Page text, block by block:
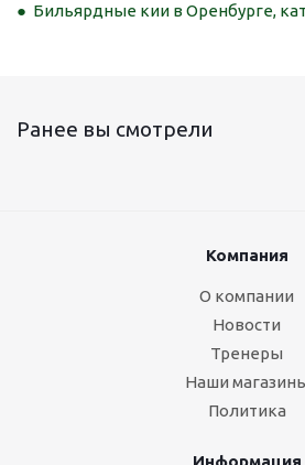
Бильярдные кии в Оренбурге,
Ранее вы смотрели
Компания
О компании
Новости
Тренеры
Наши
Политика
Информация